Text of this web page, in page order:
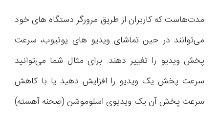
مدت‌هاست که کاربران از طریق مرورگر دستگاه های خود
می‌توانند در حین تماشای ویدیو های یوتیوب، سرعت
پخش ویدیو را تغییر دهند. برای مثال شما می‌توانید
سرعت پخش یک ویدیو را افزایش دهید یا با کاهش
سرعت پخش آن یک ویدیوی اسلوموشن (صحنه آهسته)